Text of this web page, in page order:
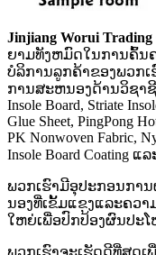
Jinjiang Worui Trading
ຍາມທັງຫມົດໃນການຄົ້ນ
ບໍລິການລູກຄ້າຂອງພວກເ
ການສະຫນອງດ້ານວິຊາຊີບ:
Insole Board, Striate
Glue Sheet, PingPong
PK Nonwoven Fabric,
Insole Board Coating
ພວກເຮົາມີອຸປະກອນກາ
ນອງທີ່ເຂັ້ມແຂງແລະຄວ
ໃຫຍ່ເພື່ອປົກປ້ອງຜົນປະ